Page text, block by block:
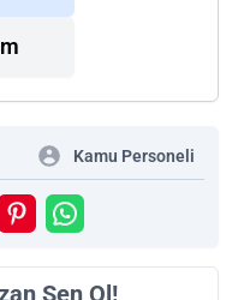
Kamu Personeli
Sen Ol!